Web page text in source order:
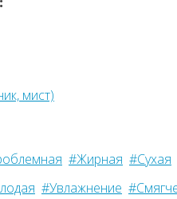
мист)
#Жирная #Сухая
#Увлажнение